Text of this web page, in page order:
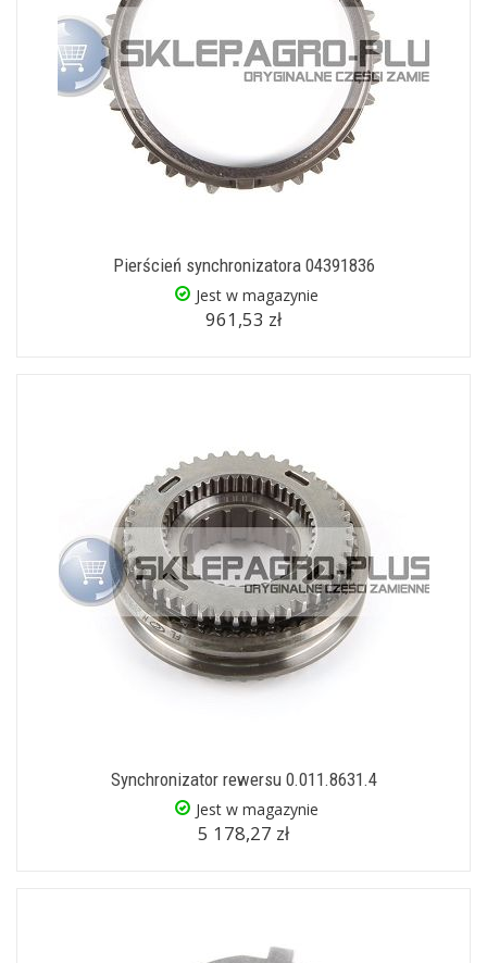
Pierścień synchronizatora 04391836
Jest w magazynie
961,53 zł
Synchronizator rewersu 0.011.8631.4
Jest w magazynie
5 178,27 zł